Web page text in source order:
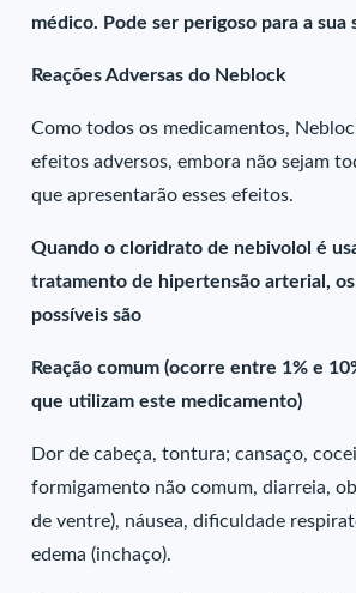
médico. Pode ser perigoso para a sua
Reações Adversas do Neblock
Como todos os medicamentos,
efeitos adversos, embora não sejam
que apresentarão esses efeitos.
Quando o cloridrato de nebivolol é
tratamento de hipertensão arterial,
possíveis são
Reação comum (ocorre entre 1% e
que utilizam este medicamento)
Dor de cabeça, tontura; cansaço,
formigamento não comum, diarreia,
de ventre), náusea, dificuldade
edema (inchaço).